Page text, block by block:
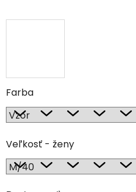
Farba
Veľkosť - ženy